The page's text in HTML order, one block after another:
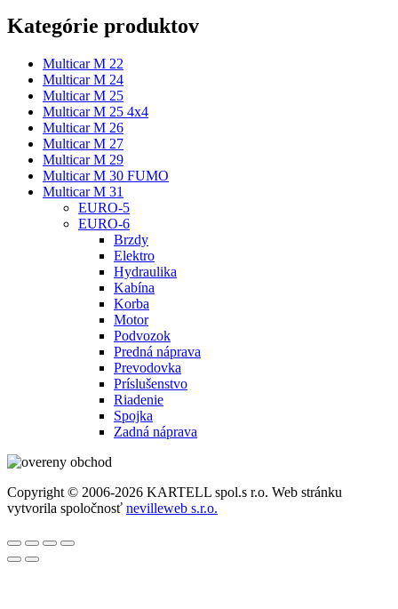
Kategórie produktov
Multicar M 22
Multicar M 24
Multicar M 25
Multicar M 25 4x4
Multicar M 26
Multicar M 27
Multicar M 29
Multicar M 30 FUMO
Multicar M 31
EURO-5
EURO-6
Brzdy
Elektro
Hydraulika
Kabína
Korba
Motor
Podvozok
Predná náprava
Prevodovka
Príslušenstvo
Riadenie
Spojka
Zadná náprava
Copyright © 2006-2026 KARTELL spol.s r.o. Web stránku
vytvorila spoločnosť nevilleweb s.r.o.